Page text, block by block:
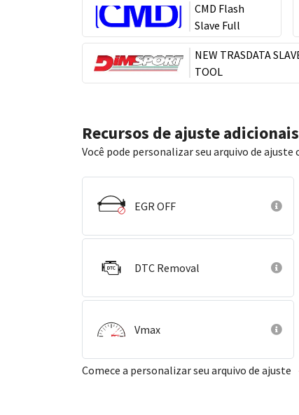
CMD Flash
Slave Full
NEW TRASDATA
TOOL
Recursos de ajuste adicionais
Você pode personalizar seu arquivo de ajuste
EGR OFF
DTC Removal
Vmax
Comece a personalizar seu arquivo de ajuste